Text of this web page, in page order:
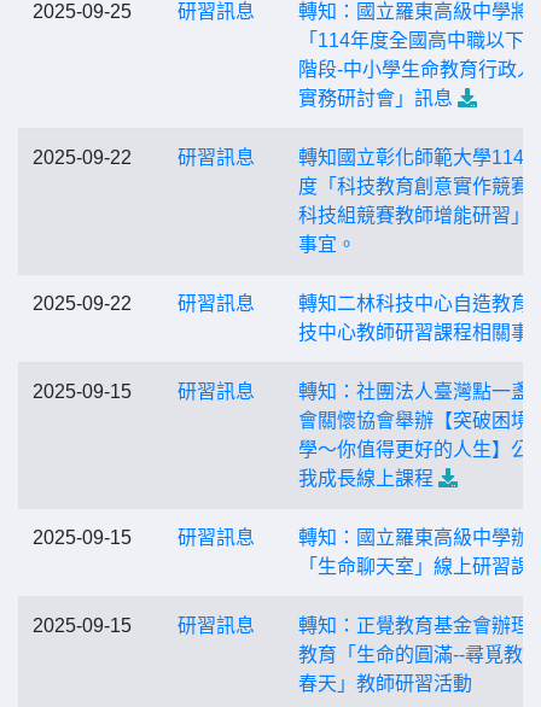
2025-09-25 研習訊息
轉知：國立羅東高級中學將
「114年度全國高中職以下
階段-中小學生命教育行政人
實務研討會」訊息
2025-09-22 研習訊息
轉知國立彰化師範大學114
度「科技教育創意實作競賽
科技組競賽教師增能研習」
事宜。
2025-09-22 研習訊息
轉知二林科技中心自造教育
技中心教師研習課程相關事
2025-09-15 研習訊息
轉知：社團法人臺灣點一盞
會關懷協會舉辦【突破困境
學〜你值得更好的人生】公
我成長線上課程
2025-09-15 研習訊息
轉知：國立羅東高級中學辦
「生命聊天室」線上研習課
2025-09-15 研習訊息
轉知：正覺教育基金會辦理
教育「生命的圓滿--尋覓教
春天」教師研習活動